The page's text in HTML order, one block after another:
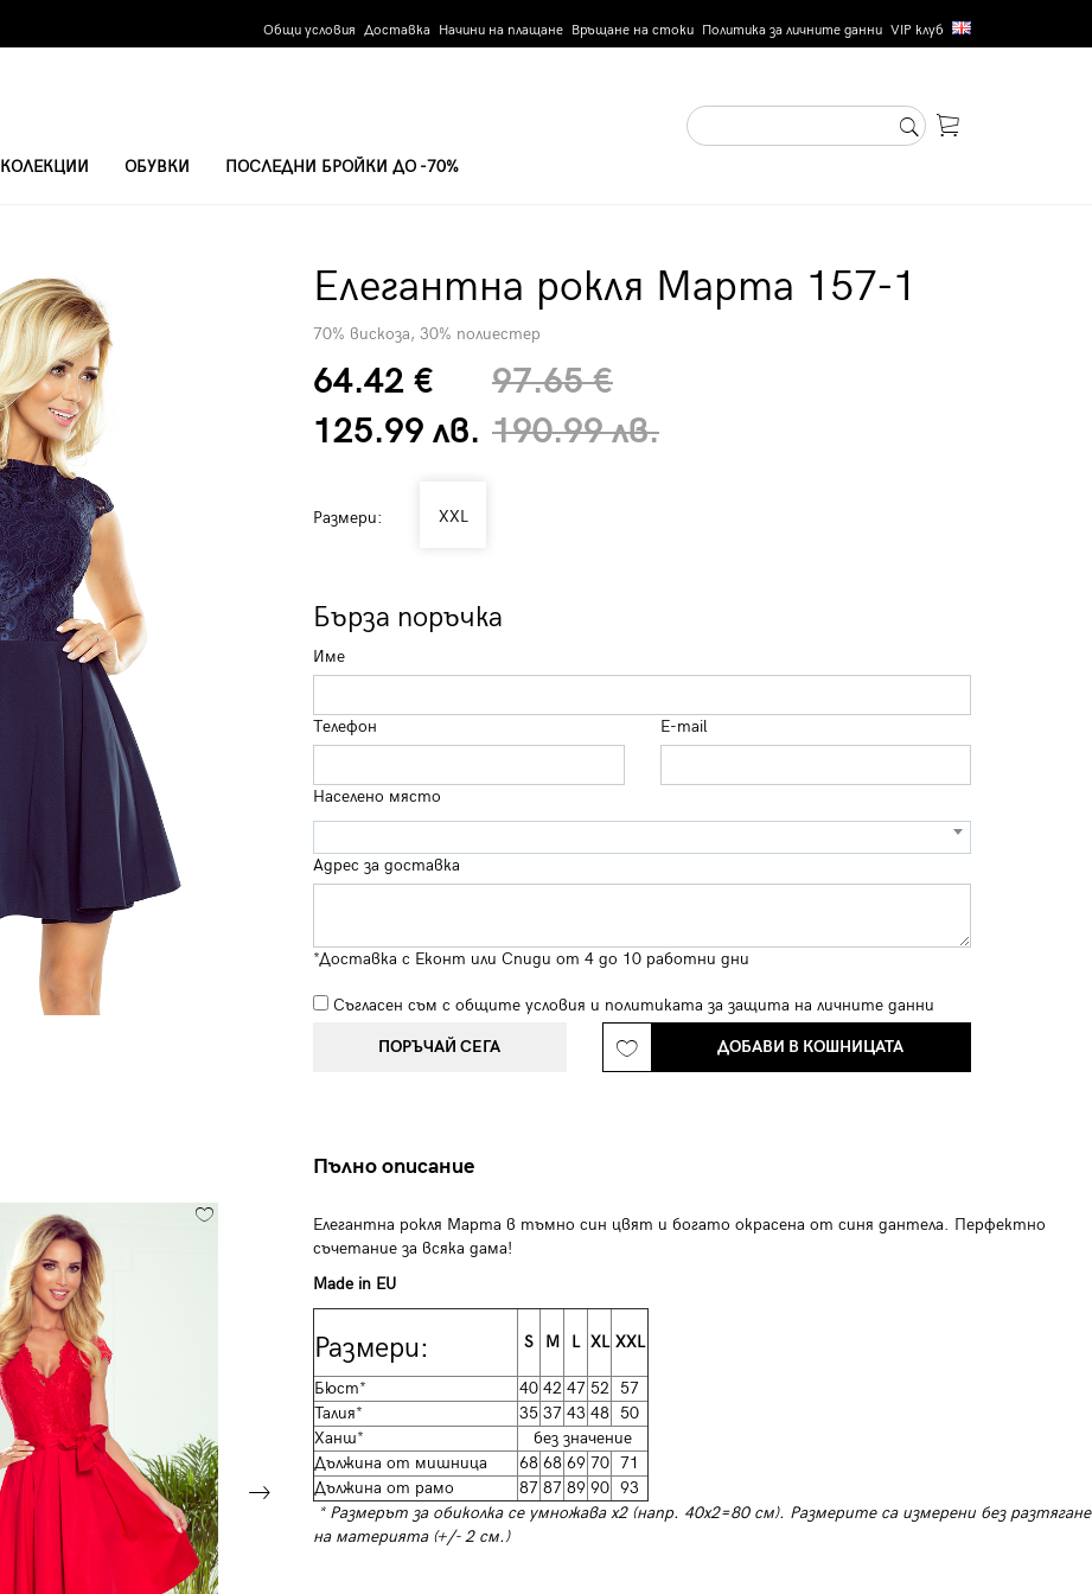
Общи условия Доставка Начини на плащане Връщане на стоки Политика за личните данни VIP клуб
КОЛЕКЦИИ ОБУВКИ ПОСЛЕДНИ БРОЙКИ ДО -70%
Елегантна рокля Марта 157-1
70% вискоза, 30% полиестер
64.42 €
125.99 лв.
97.65 €
190.99 лв.
Размери: XXL
Бърза поръчка
Име
Телефон E-mail
Населено място
Адрес за доставка
*Доставка с Еконт или Спиди от 4 до 10 работни дни
Съгласен съм с общите условия и политиката за защита на личните данни
ПОРЪЧАЙ СЕГА ДОБАВИ В КОШНИЦАТА
Пълно описание
Елегантна рокля Марта в тъмно син цвят и богато окрасена от синя дантела. Перфектно
съчетание за всяка дама!
Made in EU
Размери: S M L XL XXL
Бюст* 40 42 47 52 57
Талия*
35 37 43 48 50
Ханш*
без значение
Дължина от мишница
68 68 69 70 71
Дължина от рамо
87 87 89 90 93
* Размерът за обиколка се умножава х2 (напр. 40х2=80 см). Размерите са измерени без разтягане
на материята (+/- 2 см.)